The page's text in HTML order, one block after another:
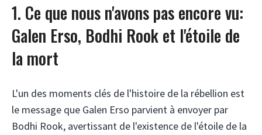
1. Ce que nous n'avons pas encore vu:
Galen Erso, Bodhi Rook et l'étoile de
la mort
L'un des moments clés de l'histoire de la rébellion est
le message que Galen Erso parvient à envoyer par
Bodhi Rook, avertissant de l'existence de l'étoile de la